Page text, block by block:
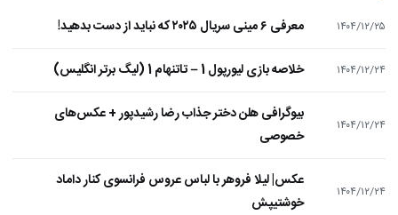
۱۴۰۴/۱۲/۲۵ معرفی ۶ مینی سریال ۲۰۲۵ که نباید از دست بدهید!
۱۴۰۴/۱۲/۲۴ خلاصه بازی لیورپول 1 – تاتنهام 1 (لیگ برتر انگلیس)
۱۴۰۴/۱۲/۲۴
بیوگرافی هلن دختر جذاب رضا رشیدپور + عکس‌های
خصوصی
۱۴۰۴/۱۲/۲۴
عکس| لیلا فروهر با لباس عروس فرانسوی کنار داماد
خوشتیپش